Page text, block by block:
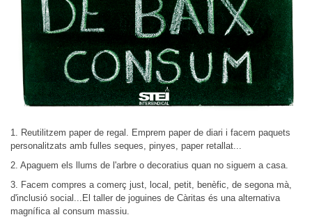
1. Reutilitzem paper de regal. Emprem paper de diari i facem paquets
personalitzats amb fulles seques, pinyes, paper retallat...
2. Apaguem els llums de l'arbre o decoratius quan no siguem a casa.
3. Facem compres a comerç just, local, petit, benèfic, de segona mà,
d'inclusió social...El taller de joguines de Càritas és una alternativa
magnífica al consum massiu.